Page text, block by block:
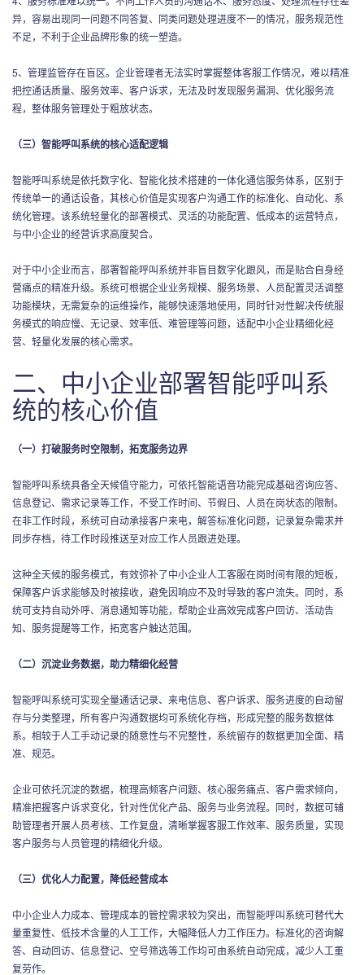
异，容易出现同一问题不同答复、同类问题处理进度不一的情况，服务规范性
不足，不利于企业品牌形象的统一塑造。
5、管理监管存在盲区。企业管理者无法实时掌握整体客服工作情况，难以精准
把控通话质量、服务效率、客户诉求，无法及时发现服务漏洞、优化服务流
程，整体服务管理处于粗放状态。
（三）智能呼叫系统的核心适配逻辑
智能呼叫系统是依托数字化、智能化技术搭建的一体化通信服务体系，区别于
传统单一的通话设备，其核心价值是实现客户沟通工作的标准化、自动化、系
统化管理。该系统轻量化的部署模式、灵活的功能配置、低成本的运营特点，
与中小企业的经营诉求高度契合。
对于中小企业而言，部署智能呼叫系统并非盲目数字化跟风，而是贴合自身经
营痛点的精准升级。系统可根据企业业务规模、服务场景、人员配置灵活调整
功能模块，无需复杂的运维操作，能够快速落地使用，同时针对性解决传统服
务模式的响应慢、无记录、效率低、难管理等问题，适配中小企业精细化经
营、轻量化发展的核心需求。
二、中小企业部署智能呼叫系
统的核心价值
（一）打破服务时空限制，拓宽服务边界
智能呼叫系统具备全天候值守能力，可依托智能语音功能完成基础咨询应答、
信息登记、需求记录等工作，不受工作时间、节假日、人员在岗状态的限制。
在非工作时段，系统可自动承接客户来电，解答标准化问题，记录复杂需求并
同步存档，待工作时段推送至对应工作人员跟进处理。
这种全天候的服务模式，有效弥补了中小企业人工客服在岗时间有限的短板，
保障客户诉求能够及时被接收，避免因响应不及时导致的客户流失。同时，系
统可支持自动外呼、消息通知等功能，帮助企业高效完成客户回访、活动告
知、服务提醒等工作，拓宽客户触达范围。
（二）沉淀业务数据，助力精细化经营
智能呼叫系统可实现全量通话记录、来电信息、客户诉求、服务进度的自动留
存与分类整理，所有客户沟通数据均可系统化存档，形成完整的服务数据体
系。相较于人工手动记录的随意性与不完整性，系统留存的数据更加全面、精
准、规范。
企业可依托沉淀的数据，梳理高频客户问题、核心服务痛点、客户需求倾向，
精准把握客户诉求变化，针对性优化产品、服务与业务流程。同时，数据可辅
助管理者开展人员考核、工作复盘，清晰掌握客服工作效率、服务质量，实现
客户服务与人员管理的精细化升级。
（三）优化人力配置，降低经营成本
中小企业人力成本、管理成本的管控需求较为突出，而智能呼叫系统可替代大
量重复性、低技术含量的人工工作，大幅降低人力工作压力。标准化的咨询解
答、自动回访、信息登记、空号筛选等工作均可由系统自动完成，减少人工重
复劳作。